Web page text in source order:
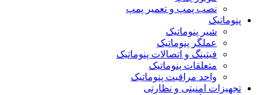
نصب پمپ و تعمیر پمپ
پنوماتیک
شیر پنوماتیک
عملگر پنوماتیک
فیتینگ و اتصالات پنوماتیک
متعلقات پنوماتیک
واحد مراقبت پنوماتیک
تجهیزات امنیتی و نظارتی